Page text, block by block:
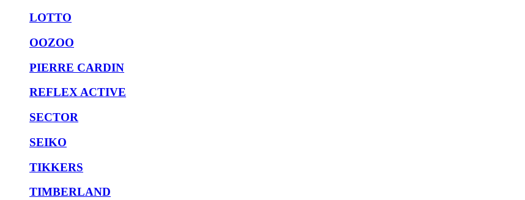
LOTTO
OOZOO
PIERRE CARDIN
REFLEX ACTIVE
SECTOR
SEIKO
TIKKERS
TIMBERLAND